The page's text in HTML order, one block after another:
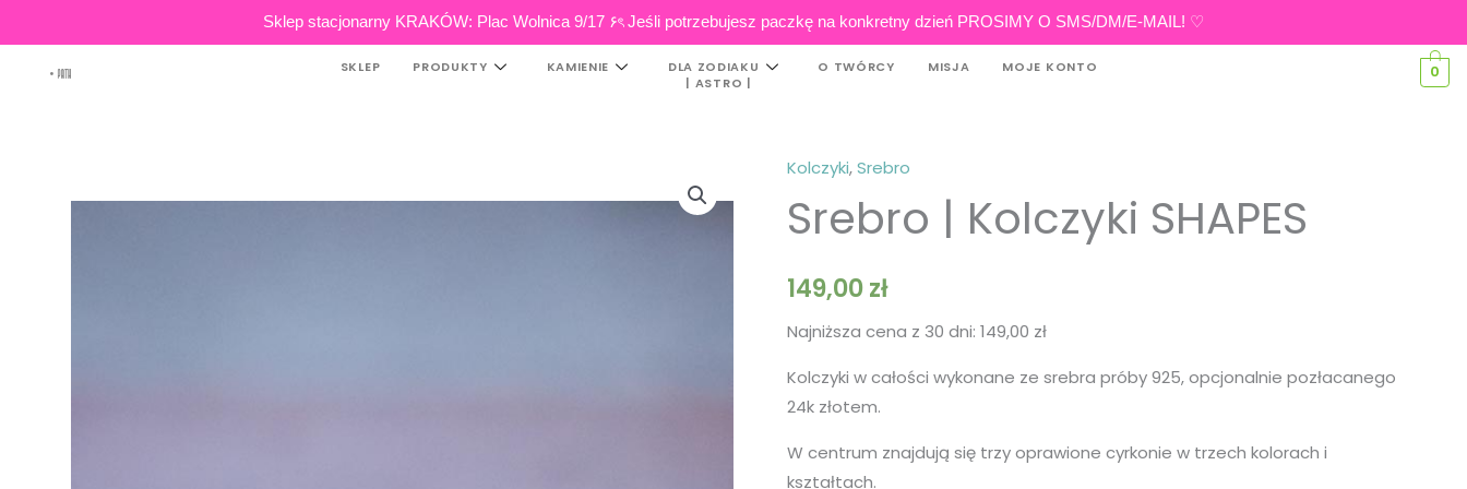
Sklep stacjonarny KRAKÓW: Plac Wolnica 9/17 ۶ৎ Jeśli potrzebujesz paczkę na konkretny dzień PROSIMY O SMS/DM/E-MAIL! ♡
to
content
SKLEP PRODUKTY KAMIENIE DLA ZODIAKU O TWÓRCY MISJA
MOJE KONTO
| ASTRO |
0
Kolczyki,Srebro
Srebro | Kolczyki SHAPES
149,00zł
Najniższa cena z 30 dni: 149,00 zł
Kolczyki w całości wykonane ze srebra próby 925, opcjonalnie pozłacanego
24k złotem.
W centrum znajdują się trzy oprawione cyrkonie w trzech kolorach i
kształtach.
ilość
Srebro
|
SHAPES